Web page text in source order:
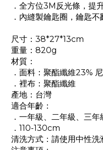
．全方位3M反光條，提
．內縫製鑰匙圈，鑰匙不
尺寸：38*27*13cm
重量：820g
材質：
．面料：聚酯纖維23%
．裡布：聚酯纖維
產地：台灣
適合年齡：
．一年級、二年級、三年
．110-130cm
清洗方式：請使用中性洗